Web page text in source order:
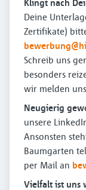
Klingt nach
Deine
Zertifikate)
Schreib uns
besonders
wir melden
Neugierig
unsere
Ansonsten
Baumgarten
per Mail an
Vielfalt ist uns